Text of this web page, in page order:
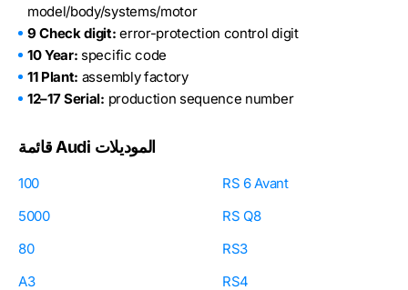
model/body/systems/motor
9 Check digit: error-protection control digit
10 Year: specific code
11 Plant: assembly factory
12–17 Serial: production sequence number
قائمة Audi الموديلات
100
5000
80
A3
RS 6 Avant
RS Q8
RS3
RS4